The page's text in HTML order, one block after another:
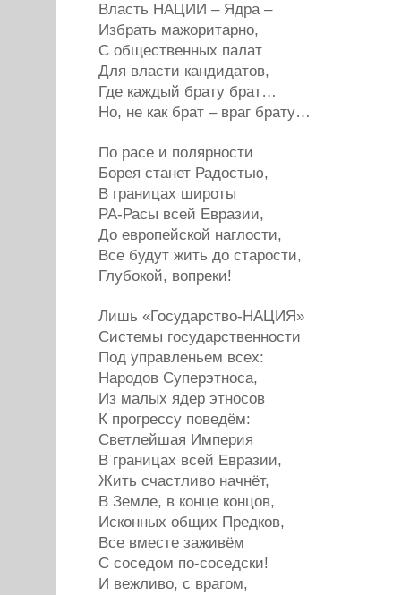
Власть НАЦИИ – Ядра –
Избрать мажоритарно,
С общественных палат
Для власти кандидатов,
Где каждый брату брат…
Но, не как брат – враг брату…
По расе и полярности
Борея станет Радостью,
В границах широты
РА-Расы всей Евразии,
До европейской наглости,
Все будут жить до старости,
Глубокой, вопреки!
Лишь «Государство-НАЦИЯ»
Системы государственности
Под управленьем всех:
Народов Суперэтноса,
Из малых ядер этносов
К прогрессу поведём:
Светлейшая Империя
В границах всей Евразии,
Жить счастливо начнёт,
В Земле, в конце концов,
Исконных общих Предков,
Все вместе заживём
С соседом по-соседски!
И вежливо, с врагом,